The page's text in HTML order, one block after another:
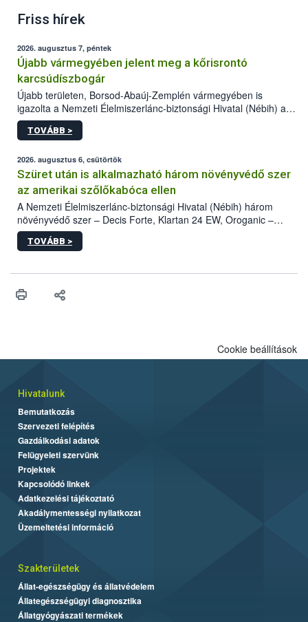
Friss hírek
2026. augusztus 7, péntek
Újabb vármegyében jelent meg a kőrisrontó
karcsúdíszbogár
Újabb területen, Borsod-Abaúj-Zemplén vármegyében is
igazolta a Nemzeti Élelmiszerlánc-biztonsági Hivatal (Nébih) a
kőrisrontó karcsúdíszbogár (Agrilus planipennis) jelenlétét. A
kártevőt nem csak színcsapdában találták meg, de már fertőzött
az intenzív felderítést, emellett az intézkedéseket a szlovák
hatósággal is összehangolják a terjedés megállítása érdekében.
TOVÁBB >
2026. augusztus 6, csütörtök
Szüret után is alkalmazható három növényvédő szer
az amerikai szőlőkabóca ellen
A Nemzeti Élelmiszerlánc-biztonsági Hivatal (Nébih) három
növényvédő szer – Decis Forte, Klartan 24 EW, Oroganic –
engedélyokiratát módosította, így azok a szüretet követően,
egészen a vesszőérettség (BBCH 91) stádiumáig
érésű szőlőkben is legyen lehetőség a károsító elleni további
felhasználók számára is elérhető és ökológiai termesztésben is
TOVÁBB >
Cookie beállítások
Hivatalunk
Bemutatkozás
Szervezeti felépítés
Gazdálkodási adatok
Felügyeleti szervünk
Projektek
Kapcsolódó linkek
Adatkezelési tájékoztató
Akadálymentességi nyilatkozat
Üzemeltetési információ
Szakterületek
Állat-egészségügy és állatvédelem
Állategészségügyi diagnosztika
Állatgyógyászati termékek